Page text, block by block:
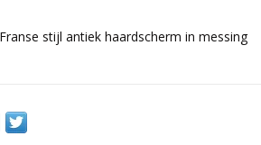
stijl antiek haardscherm in messing